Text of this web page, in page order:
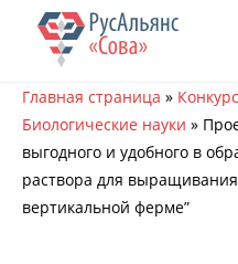
Перейти
содержимому
Главная страница »
Биологические науки »
выгодного и удобного в
раствора для
вертикальной ферме”